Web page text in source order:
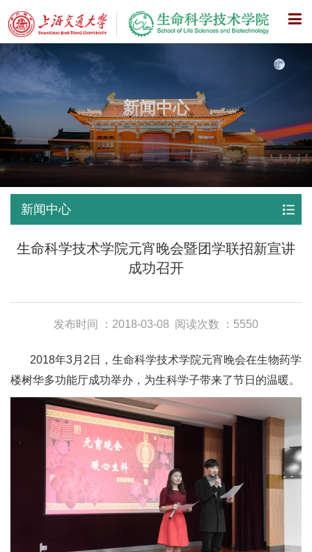
X
新闻中心
新闻中心
生命科学技术学院元宵晚会暨团学联招新宣讲
成功召开
发布时间 ：2018-03-08 阅读次数 ：5550
2018年3月2日，生命科学技术学院元宵晚会在生物药学
楼树华多功能厅成功举办，为生科学子带来了节日的温暖。